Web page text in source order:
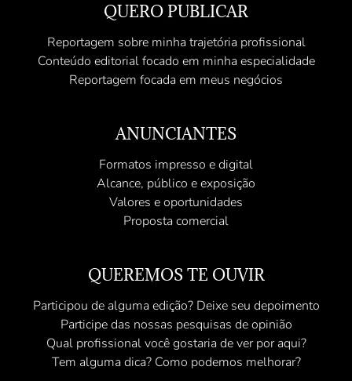
QUERO PUBLICAR
Reportagem sobre minha trajetória profissional
Conteúdo editorial focado em minha especialidade
Reportagem focada em meus negócios
ANUNCIANTES
Formatos impresso e digital
Alcance, público e exposição
Valores e oportunidades
Proposta comercial
QUEREMOS TE OUVIR
Participou de alguma edição? Deixe seu depoimento
Participe das nossas pesquisas de opinião
Qual profissional você gostaria de ver por aqui?
Tem alguma dica? Como podemos melhorar?